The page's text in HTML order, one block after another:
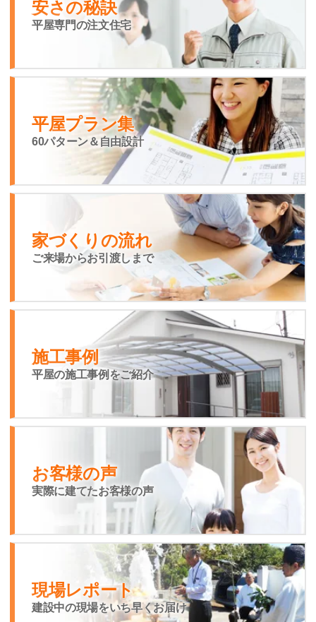
安さの秘訣
平屋専門の注文住宅
平屋プラン集
60パターン＆自由設計
家づくりの流れ
ご来場からお引渡しまで
施工事例
平屋の施工事例をご紹介
お客様の声
実際に建てたお客様の声
現場レポート
建設中の現場をいち早くお届け